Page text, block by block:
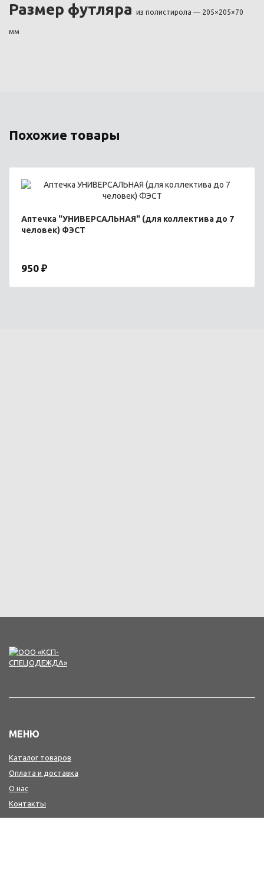
Размер футляра из полистирола — 205×205×70
мм
Похожие товары
Аптечка "УНИВЕРСАЛЬНАЯ" (для коллектива до 7
человек) ФЭСТ
950 ₽
МЕНЮ
Каталог товаров
Оплата и доставка
О нас
Контакты